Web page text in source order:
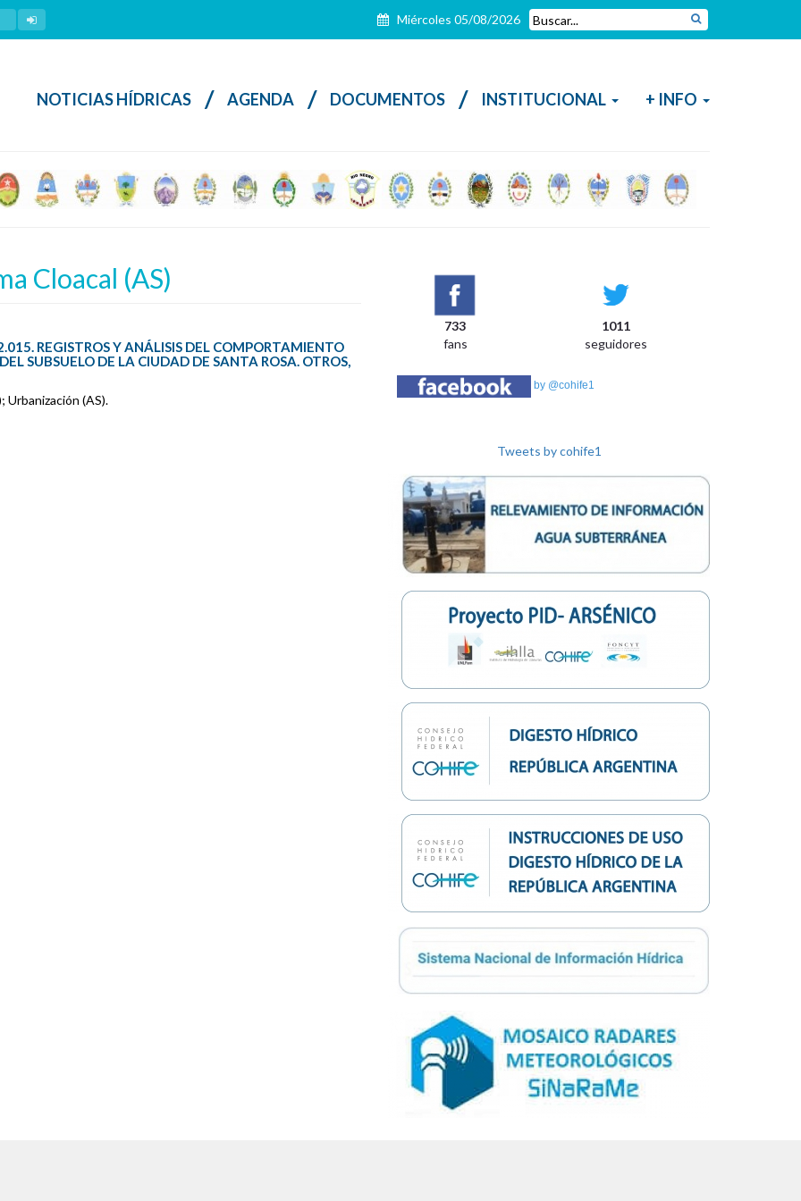
Miércoles 05/08/2026
NOTICIAS HÍDRICAS / AGENDA / DOCUMENTOS / INSTITUCIONAL + INFO
Cloacal (AS)
REGISTROS Y ANÁLISIS DEL COMPORTAMIENTO
SUBSUELO DE LA CIUDAD DE SANTA ROSA. OTROS,
Urbanización (AS).
733
1011
fans
seguidores
by @cohife1
Tweets by cohife1